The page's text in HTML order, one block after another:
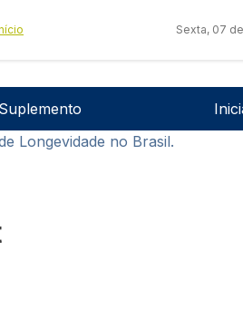
Sexta, 07
Suplemento
Longevidade no Brasil.